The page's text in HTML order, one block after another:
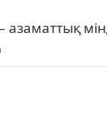
азаматтық